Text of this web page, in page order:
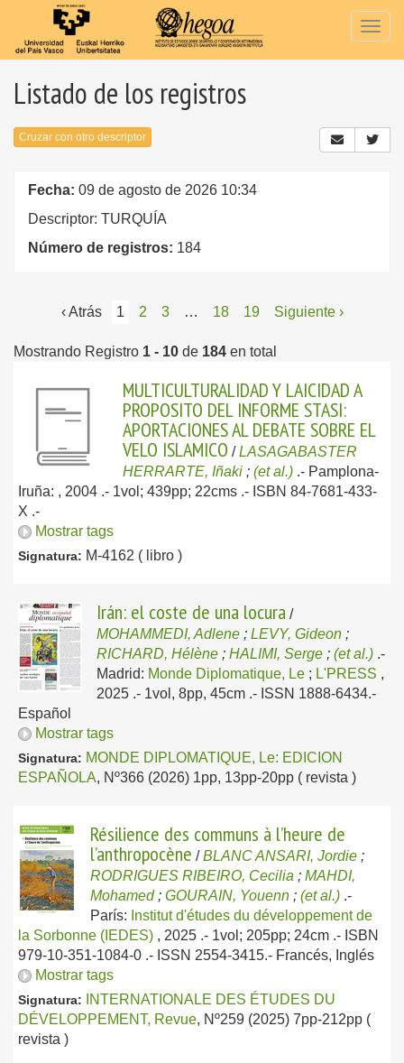
Listado de los registros
Cruzar con otro descriptor
Fecha: 09 de agosto de 2026 10:34
Descriptor: TURQUÍA
Número de registros: 184
‹ Atrás 1 2 3 … 18 19 Siguiente ›
Mostrando Registro 1 - 10 de 184 en total
MULTICULTURALIDAD Y LAICIDAD A
PROPOSITO DEL INFORME STASI:
APORTACIONES AL DEBATE SOBRE EL
VELO ISLAMICO /LASAGABASTER
HERRARTE, Iñaki ; (et al.) .- Pamplona-
Iruña: , 2004 .- 1vol; 439pp; 22cms .- ISBN 84-7681-433-
X .-
Mostrar tags
Signatura: M-4162 ( libro )
Irán: el coste de una locura /
MOHAMMEDI, Adlene ; LEVY, Gideon ;
RICHARD, Hélène ; HALIMI, Serge ; (et al.) .-
Madrid: Monde Diplomatique, Le ; L'PRESS ,
2025 .- 1vol, 8pp, 45cm .- ISSN 1888-6434.-
Español
Mostrar tags
Signatura: MONDE DIPLOMATIQUE, Le: EDICION
ESPAÑOLA, Nº366 (2026) 1pp, 13pp-20pp ( revista )
Résilience des communs à l’heure de
l’anthropocène /BLANC ANSARI, Jordie ;
RODRIGUES RIBEIRO, Cecilia ; MAHDI,
Mohamed; GOURAIN, Youenn ; (et al.) .-
París: Institut d'études du développement de
la Sorbonne (IEDES) , 2025 .- 1vol; 205pp; 24cm .- ISBN
979-10-351-1084-0 .- ISSN 2554-3415.- Francés, Inglés
Mostrar tags
Signatura:
INTERNATIONALE DES ÉTUDES DU
DÉVELOPPEMENT, Revue, Nº259 (2025) 7pp-212pp (
revista )